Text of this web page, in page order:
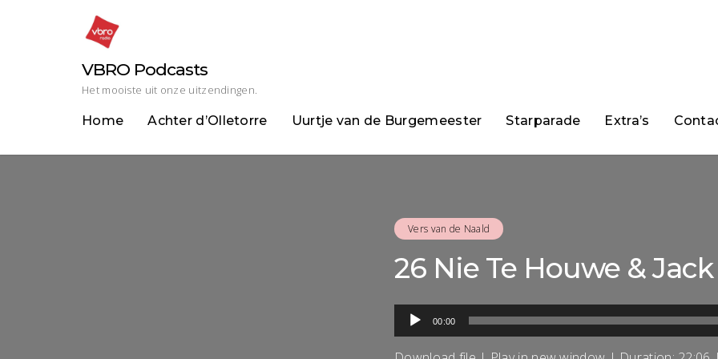
VBRO Podcasts
Het mooiste uit onze uitzendingen.
Home Achter d’Olletorre Uurtje van de Burgemeester Starparade Extra’s
Vers van de Naald
26 Nie Te Houwe &
Audiospeler
00:00